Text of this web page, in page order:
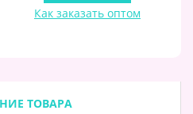
Как заказать оптом
ТОВАРА